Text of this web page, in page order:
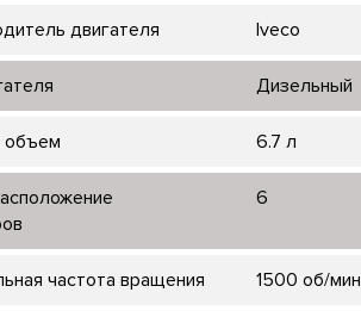
двигателя Iveco
Дизельный
объем 6.7 л
6
частота вращения 1500 об/мин